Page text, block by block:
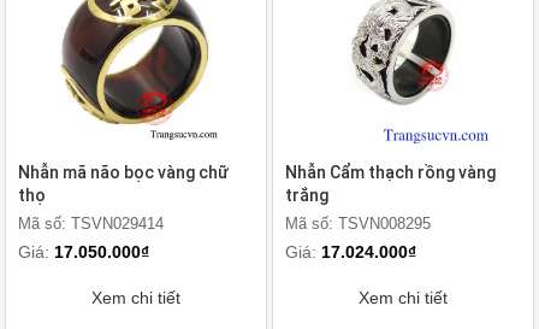
Nhẫn mã não bọc vàng chữ
thọ
Mã số: TSVN029414
Giá: 17.050.000₫
Xem chi tiết
Nhẫn Cẩm thạch rồng vàng
trắng
Mã số: TSVN008295
Giá: 17.024.000₫
Xem chi tiết